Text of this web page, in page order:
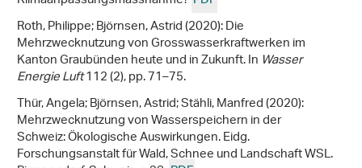
Roth, Philippe; Björnsen, Astrid (2020): Die
Mehrzwecknutzung von Grosswasserkraftwerken im
Kanton Graubünden heute und in Zukunft. In Wasser
Energie Luft112 (2), pp. 71–75.
Thür, Angela; Björnsen, Astrid; Stähli, Manfred (2020):
Mehrzwecknutzung von Wasserspeichern in der
Schweiz: Ökologische Auswirkungen. Eidg.
Forschungsanstalt für Wald, Schnee und Landschaft WSL.